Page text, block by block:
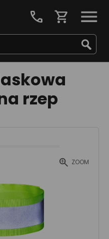
call shopping_cart
rzep
ZOOM